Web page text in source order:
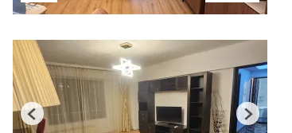
Previous Next